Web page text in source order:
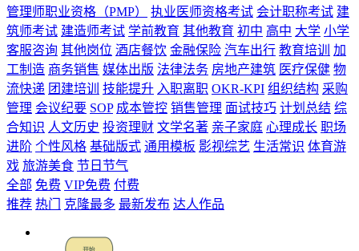
管理师职业资格（PMP）
执业医师资格考试 会计职称考试 建
筑师考试 建造师考试 学前教育 其他教育 初中 高中 大学 小学
客服咨询 其他岗位 酒店餐饮 金融保险 汽车出行 教育培训
加
工制造 商务销售 媒体出版 法律法务 房地产建筑 医疗保健 物
流快递 团建培训 技能提升 入职离职 OKR-KPI 组织结构 采购
管理 会议纪要 SOP 成本管控 销售管理 面试技巧 计划总结 综
合知识 人文历史 投资理财 文学名著 亲子家庭 心理成长 职场
进阶 个性风格 基础版式 通用模板 影视综艺 生活常识 体育游
戏 旅游美食 节日节气
全部 免费 VIP免费 付费
推荐 热门 克隆最多 最新发布 达人作品